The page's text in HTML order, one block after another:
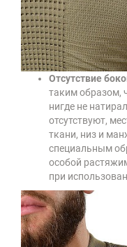
Отсутствие
таким образом,
нигде не
отсутствуют,
ткани, низ и
специальным
особой
при